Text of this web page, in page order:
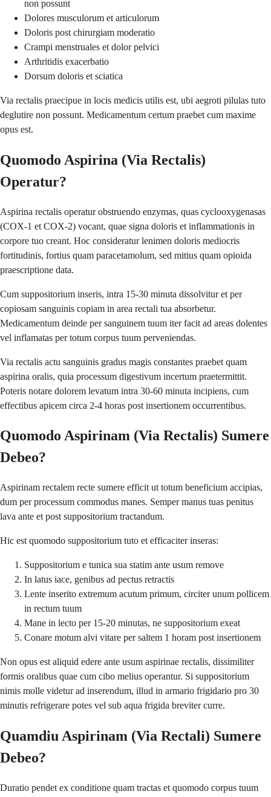
non possunt
Dolores musculorum et articulorum
Doloris post chirurgiam moderatio
Crampi menstruales et dolor pelvici
Arthritidis exacerbatio
Dorsum doloris et sciatica
Via rectalis praecipue in locis medicis utilis est, ubi aegroti pilulas tuto
deglutire non possunt. Medicamentum certum praebet cum maxime
opus est.
Quomodo Aspirina (Via Rectalis)
Operatur?
Aspirina rectalis operatur obstruendo enzymas, quas cyclooxygenasas
(COX-1 et COX-2) vocant, quae signa doloris et inflammationis in
corpore tuo creant. Hoc consideratur lenimen doloris mediocris
fortitudinis, fortius quam paracetamolum, sed mitius quam opioida
praescriptione data.
Cum suppositorium inseris, intra 15-30 minuta dissolvitur et per
copiosam sanguinis copiam in area rectali tua absorbetur.
Medicamentum deinde per sanguinem tuum iter facit ad areas dolentes
vel inflamatas per totum corpus tuum perveniendas.
Via rectalis actu sanguinis gradus magis constantes praebet quam
aspirina oralis, quia processum digestivum incertum praetermittit.
Poteris notare dolorem levatum intra 30-60 minuta incipiens, cum
effectibus apicem circa 2-4 horas post insertionem occurrentibus.
Quomodo Aspirinam (Via Rectalis) Sumere
Debeo?
Aspirinam rectalem recte sumere efficit ut totum beneficium accipias,
dum per processum commodus manes. Semper manus tuas penitus
lava ante et post suppositorium tractandum.
Hic est quomodo suppositorium tuto et efficaciter inseras:
Suppositorium e tunica sua statim ante usum remove
In latus iace, genibus ad pectus retractis
Lente inserito extremum acutum primum, circiter unum pollicem
in rectum tuum
Mane in lecto per 15-20 minutas, ne suppositorium exeat
Conare motum alvi vitare per saltem 1 horam post insertionem
Non opus est aliquid edere ante usum aspirinae rectalis, dissimiliter
formis oralibus quae cum cibo melius operantur. Si suppositorium
nimis molle videtur ad inserendum, illud in armario frigidario pro 30
minutis refrigerare potes vel sub aqua frigida breviter curre.
Quamdiu Aspirinam (Via Rectali) Sumere
Debeo?
Duratio pendet ex conditione quam tractas et quomodo corpus tuum